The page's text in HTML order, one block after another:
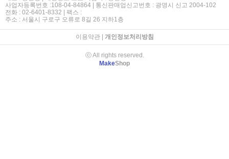
사업자등록번호 :108-04-84864 | 통신판매업신고번호 : 광명시 신고 2004-102
전화 : 02-6401-8332 | 팩스 :
주소 : 서울시 구로구 오류로 8길 26 지하1층
이용약관| 개인정보처리방침
ⓒ All rights reserved.
MakeShop